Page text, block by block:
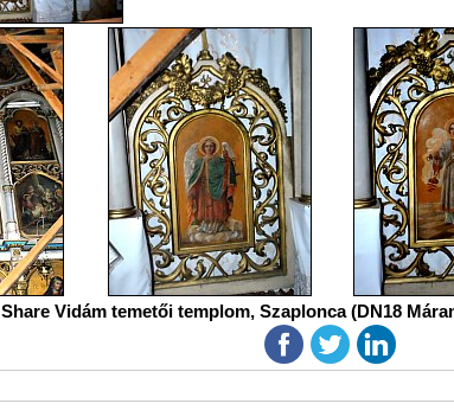
Share Vidám temetői templom, Szaplonca (DN18